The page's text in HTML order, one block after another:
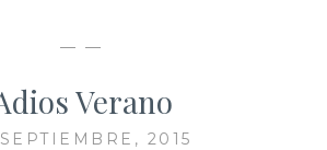
— —
Verano
2015